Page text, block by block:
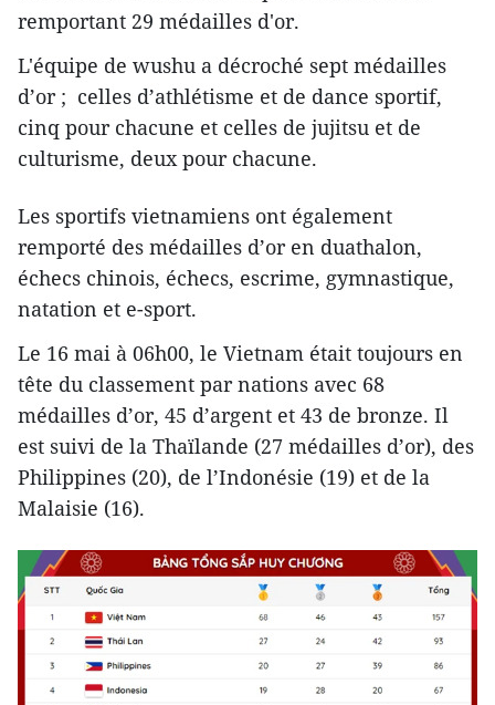
remportant 29 médailles d'or.
L'équipe de wushu a décroché sept médailles
d’or ; celles d’athlétisme et de dance sportif,
cinq pour chacune et celles de jujitsu et de
culturisme, deux pour chacune.
Les sportifs vietnamiens ont également
remporté des médailles d’or en duathalon,
échecs chinois, échecs, escrime, gymnastique,
natation et e-sport.
Le 16 mai à 06h00, le Vietnam était toujours en
tête du classement par nations avec 68
médailles d’or, 45 d’argent et 43 de bronze. Il
est suivi de la Thaïlande (27 médailles d’or), des
Philippines (20), de l’Indonésie (19) et de la
Malaisie (16).